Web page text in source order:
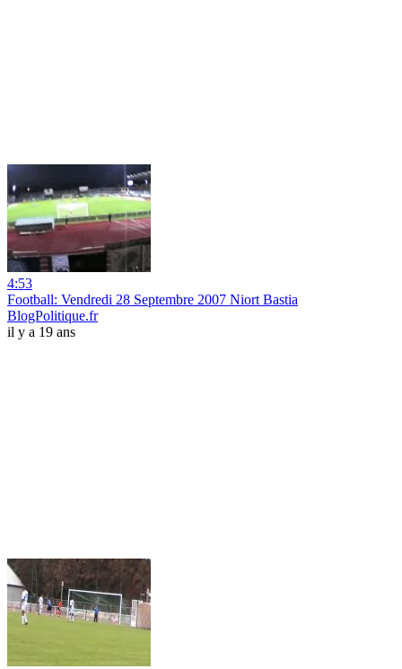
4:53
Football: Vendredi 28 Septembre 2007 Niort Bastia
BlogPolitique.fr
il y a 19 ans